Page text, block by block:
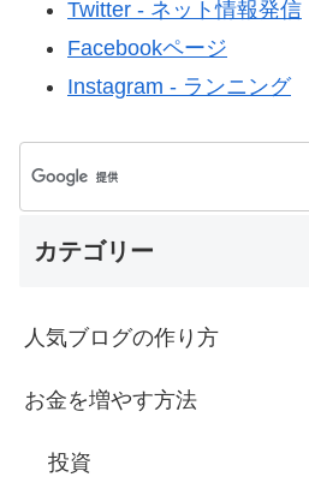
Twitter - ネット情報発信
Facebookページ
Instagram - ランニング
カテゴリー
人気ブログの作り方
お金を増やす方法
投資